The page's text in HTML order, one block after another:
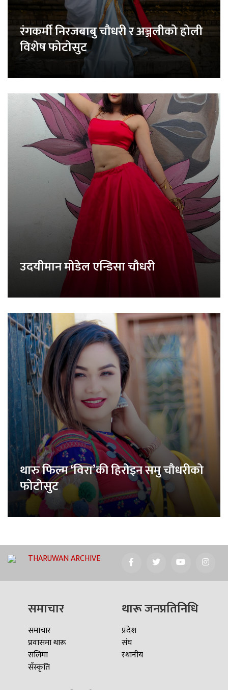
रंगकर्मी निरजबाबु चौधरी र अञ्जलीको होली
विशेष फोटोसुट
उदयीमान मोडेल एन्डिसा चौधरी
थारु फिल्म ‘विरा’की हिरोइन समु चौधरीको
फोटोसुट
THARUWAN ARCHIVE
समाचार
समाचार
प्रवासमा थारू
सलिमा
सँस्कृति
थारू जनप्रतिनिधि
प्रदेश
संघ
स्थानीय